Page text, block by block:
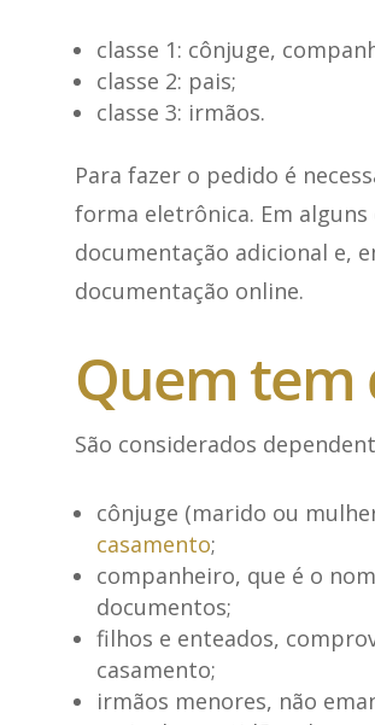
classe 1: cônjuge,
classe 2: pais;
classe 3: irmãos.
Para fazer o pedido é
forma eletrônica. Em
documentação adicional e,
documentação online.
Quem tem
São considerados
cônjuge (marido ou
casamento;
companheiro, que é o
documentos;
filhos e enteados,
casamento;
irmãos menores, não